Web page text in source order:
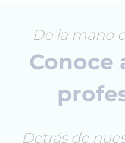
De la mano
Conoce
Detrás de